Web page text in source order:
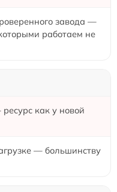
завода —
работаем не
как у новой
— большинству